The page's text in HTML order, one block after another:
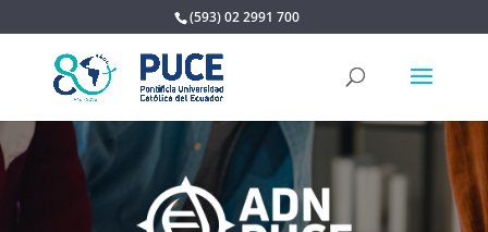
(593) 02 2991 700